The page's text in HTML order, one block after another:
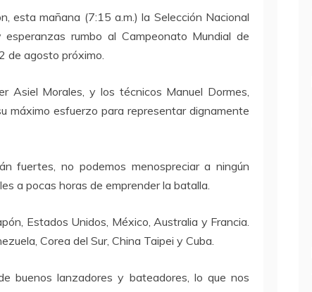
esta mañana (7:15 a.m.) la Selección Nacional
rumbo al Campeonato Mundial de
de agosto próximo.
Asiel Morales, y los técnicos Manuel Dormes,
máximo esfuerzo para representar dignamente
fuertes, no podemos menospreciar a ningún
a pocas horas de emprender la batalla.
Estados Unidos, México, Australia y Francia.
Corea del Sur, China Taipei y Cuba.
buenos lanzadores y bateadores, lo que nos